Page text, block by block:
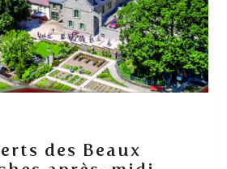
des
des Beaux